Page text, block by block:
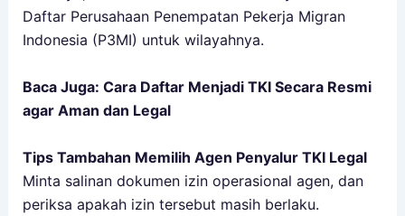
Daftar Perusahaan Penempatan Pekerja Migran
Indonesia (P3MI) untuk wilayahnya.
Baca Juga: Cara Daftar Menjadi TKI Secara Resmi
agar Aman dan Legal
Tips Tambahan Memilih Agen Penyalur TKI Legal
Minta salinan dokumen izin operasional agen, dan
periksa apakah izin tersebut masih berlaku.